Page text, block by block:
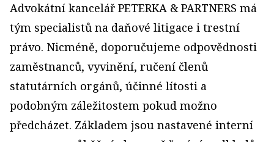
Advokátní kancelář PETERKA & PARTNERS má
tým specialistů na daňové litigace i trestní
právo. Nicméně, doporučujeme odpovědnosti
zaměstnanců, vyvinění, ručení členů
statutárních orgánů, účinné lítosti a
podobným záležitostem pokud možno
předcházet. Základem jsou nastavené interní